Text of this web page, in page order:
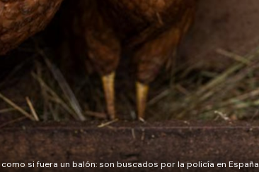
si fuera un balón: son buscados por la policía en España